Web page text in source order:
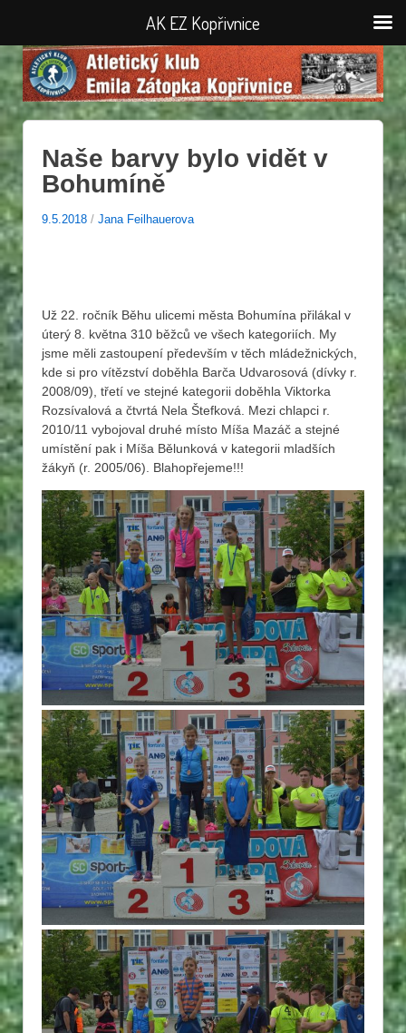
Naše barvy bylo vidět v
Bohumíně
9.5.2018 / Jana Feilhauerova
Už 22. ročník Běhu ulicemi města Bohumína přilákal v
úterý 8. května 310 běžců ve všech kategoriích. My
jsme měli zastoupení především v těch mládežnických,
kde si pro vítězství doběhla Barča Udvarosová (dívky r.
2008/09), třetí ve stejné kategorii doběhla Viktorka
Rozsívalová a čtvrtá Nela Štefková. Mezi chlapci r.
2010/11 vybojoval druhé místo Míša Mazáč a stejné
umístění pak i Míša Bělunková v kategorii mladších
žákyň (r. 2005/06). Blahopřejeme!!!
AK EZ Kopřivnice